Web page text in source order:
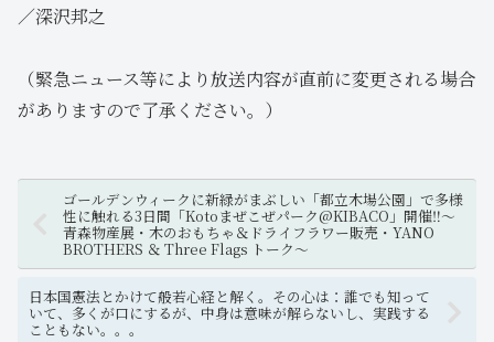
／深沢邦之
（緊急ニュース等により放送内容が直前に変更される場合
がありますので了承ください。）
ゴールデンウィークに新緑がまぶしい「都立木場公園」で多様
性に触れる3日間「Kotoまぜこぜパーク@KIBACO」開催‼～
青森物産展・木のおもちゃ＆ドライフラワー販売・YANO
BROTHERS ＆ Three Flags トーク～
日本国憲法とかけて般若心経と解く。その心は：誰でも知って
いて、多くが口にするが、中身は意味が解らないし、実践する
こともない。。。